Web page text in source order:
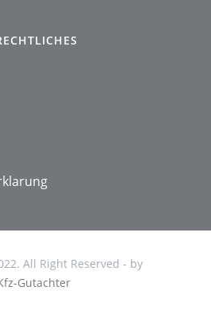
All Right Reserved - by
Gutachter